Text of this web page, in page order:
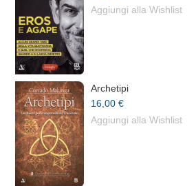
Aggiungi alla Wishlist
Archetipi
16,00 €
Aggiungi alla Wishlist